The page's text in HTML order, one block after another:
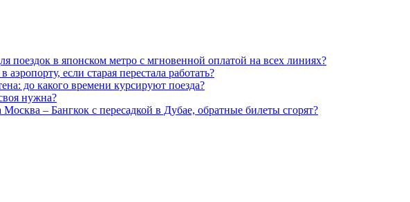
поездок в японском метро с мгновенной оплатой на всех линиях?
если старая перестала работать?
до какого времени курсируют поезда?
нужна?
Москва – Бангкок с пересадкой в Дубае, обратные билеты сгорят?